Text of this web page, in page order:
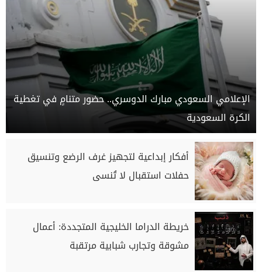
الإعلامي السعودي مبارك الدوسري.. حضور متنامٍ في تغطية
الكرة السعودية
أفكار إبداعية لتجهيز غرف الرضع وتنسيق
حفلات استقبال لا تُنسى
خريطة الدراما الخليجية المتجددة: أعمال
مشوقة وتجارب شبابية مرتقبة